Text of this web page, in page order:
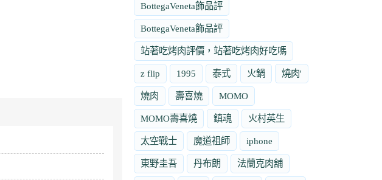
BottegaVeneta飾品評
BottegaVeneta飾品評
站著吃烤肉評價，站著吃烤肉好吃嗎
z flip 1995 泰式 火鍋 燒肉'
燒肉 壽喜燒 MOMO
MOMO壽喜燒 鎮魂 火村英生
太空戰士 魔道祖師 iphone
東野圭吾 丹布朗 法蘭克肉舖